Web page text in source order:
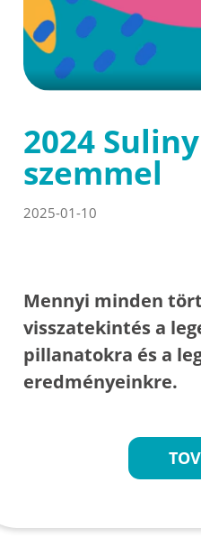
2024
szemmel
2025-01-10
Mennyi minden
visszatekintés a
pillanatokra és a
eredményeinkre.